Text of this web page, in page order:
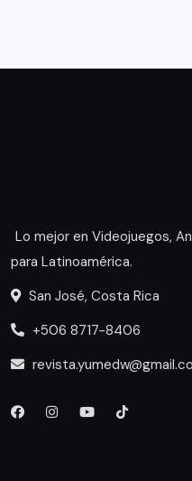
Lo mejor en Videojuegos,
para Latinoamérica.
San José, Costa Rica
+506 8717-8406